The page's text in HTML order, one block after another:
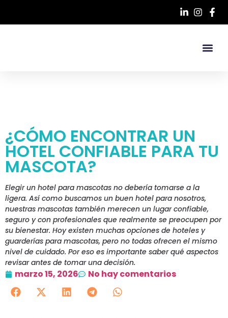
¿CÓMO ENCONTRAR UN
HOTEL CONFIABLE PARA TU
MASCOTA?
Elegir un hotel para mascotas no debería tomarse a la
ligera. Así como buscamos un buen hotel para nosotros,
nuestras mascotas también merecen un lugar confiable,
seguro y con profesionales que realmente se preocupen por
su bienestar. Hoy existen muchas opciones de hoteles y
guarderías para mascotas, pero no todas ofrecen el mismo
nivel de cuidado. Por eso es importante saber qué aspectos
revisar antes de tomar una decisión.
marzo 15, 2026 No hay comentarios